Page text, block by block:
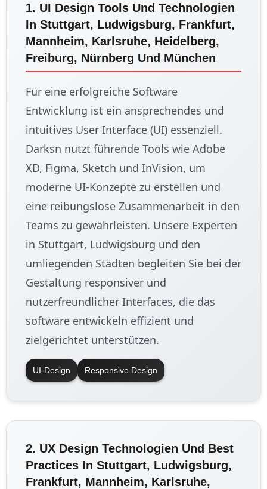
1. UI Design Tools Und Technologien
In Stuttgart, Ludwigsburg, Frankfurt,
Mannheim, Karlsruhe, Heidelberg,
Freiburg, Nürnberg Und München
Für eine erfolgreiche Software
Entwicklung ist ein ansprechendes und
intuitives User Interface (UI) essenziell.
Darksn nutzt führende Tools wie Adobe
XD, Figma, Sketch und InVision, um
moderne UI-Konzepte zu erstellen und
eine reibungslose Zusammenarbeit in den
Teams zu gewährleisten. Unsere Experten
in Stuttgart, Ludwigsburg und den
umliegenden Städten begleiten Sie bei der
Gestaltung responsiver und
nutzerfreundlicher Interfaces, die das
software entwickeln effizient und
zielgerichtet unterstützen.
UI-Design Responsive Design
2. UX Design Technologien Und Best
Practices In Stuttgart, Ludwigsburg,
Frankfurt, Mannheim, Karlsruhe,